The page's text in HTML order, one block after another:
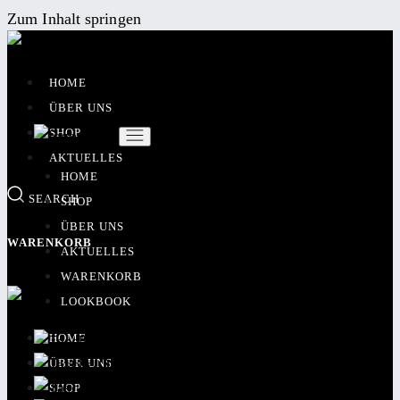
Zum Inhalt springen
HOME
ÜBER UNS
SHOP
AKTUELLES
SEARCH
WARENKORB
HOME
ÜBER UNS
SHOP
HOME
SHOP
ÜBER UNS
AKTUELLES
WARENKORB
LOOKBOOK